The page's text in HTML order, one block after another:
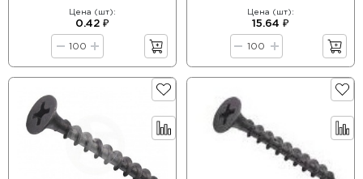
Цена (шт):
0.42 ₽
Цена (шт):
15.64 ₽